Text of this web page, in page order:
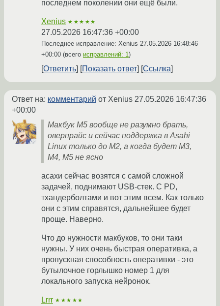
последнем поколении они ещё были.
Xenius ★★★★★
27.05.2026 16:47:36 +00:00
Последнее исправление: Xenius 27.05.2026 16:48:46
+00:00 (всего исправлений: 1)
Ответить Показать ответ Ссылка
Ответ на: комментарий от Xenius 27.05.2026 16:47:36
+00:00
Макбук М5 вообще не разумно брать,
оверпрайс и сейчас поддержка в Asahi
Linux только до М2, а когда будет М3,
М4, М5 не ясно
асахи сейчас возятся с самой сложной
задачей, поднимают USB-стек. С PD,
тхандерболтами и вот этим всем. Как только
они с этим справятся, дальнейшее будет
проще. Наверно.
Что до нужности макбуков, то они таки
нужны. У них очень быстрая оперативка, а
пропускная способность оперативки - это
бутылочное горлышко номер 1 для
локального запуска нейронок.
Lrrr ★★★★★